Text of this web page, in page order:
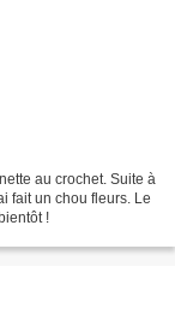
au crochet. Suite à
fait un chou fleurs. Le
!